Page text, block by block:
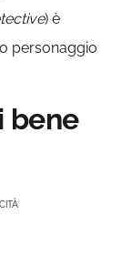
) è
personaggio
bene